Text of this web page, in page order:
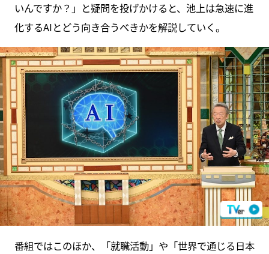
いんですか？」と疑問を投げかけると、池上は急速に進
化するAIとどう向き合うべきかを解説していく。
番組ではこのほか、「就職活動」や「世界で通じる日本